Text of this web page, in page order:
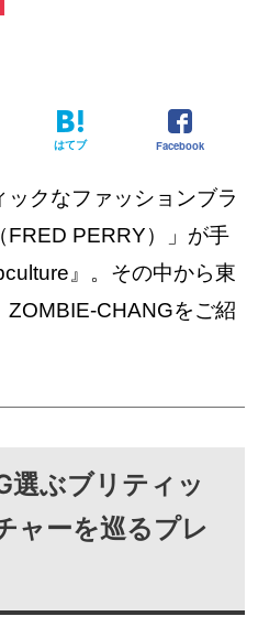
はてブ Facebook
クなファッションブラ
FRED PERRY）」が手
』。その中から東
ZOMBIE-CHANGをご紹
選ぶブリティッ
ャーを巡るプレ